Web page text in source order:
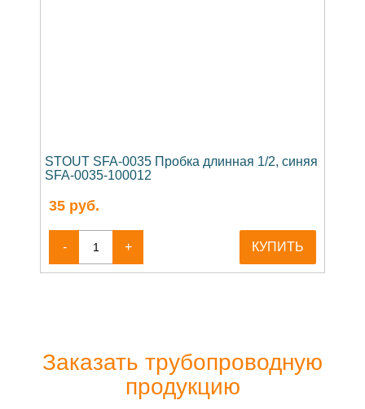
STOUT SFA-0035 Пробка длинная 1/2, синяя
SFA-0035-100012
35 руб.
- + КУПИТЬ
Заказать трубопроводную
продукцию